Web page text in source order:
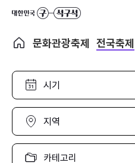
문화관광축제 전국축제
시
선
택
지
선
택
카